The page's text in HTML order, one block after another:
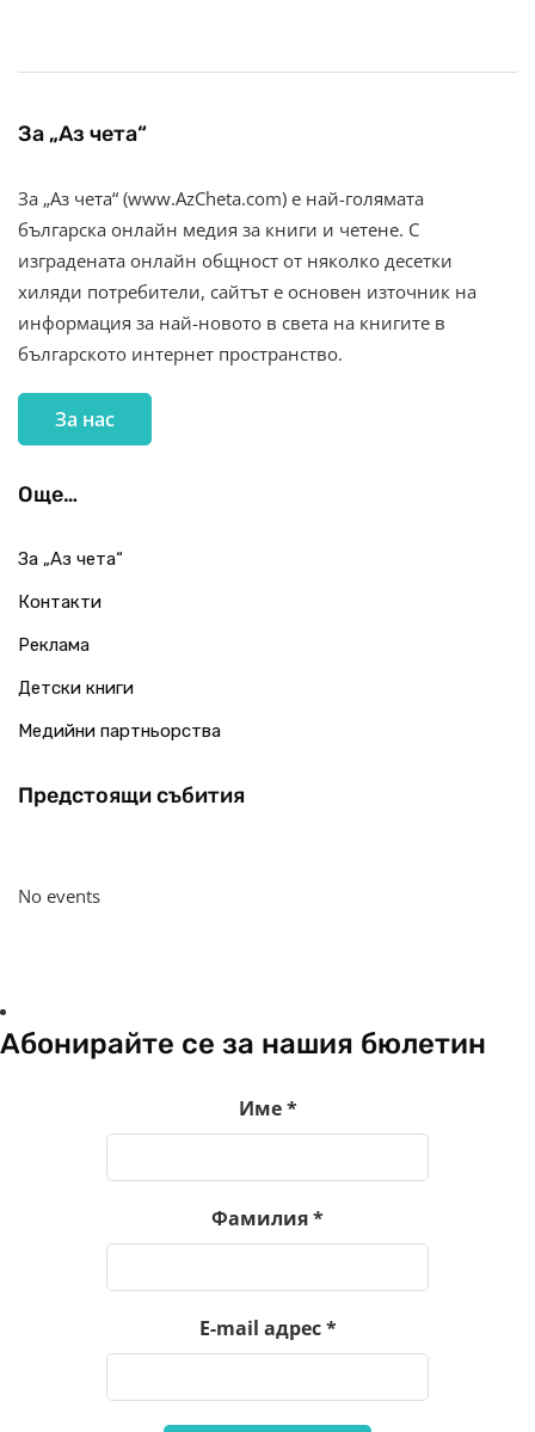
За „Аз чета“
За „Аз чета“ (www.AzCheta.com) е най-голямата
българска онлайн медия за книги и четене. С
изградената онлайн общност от няколко десетки
хиляди потребители, сайтът е основен източник на
информация за най-новото в света на книгите в
българското интернет пространство.
За нас
Още…
За „Аз чета“
Контакти
Реклама
Детски книги
Медийни партньорства
Предстоящи събития
No events
Абонирайте се за нашия бюлетин
Име*
Фамилия*
E-mail адрес*